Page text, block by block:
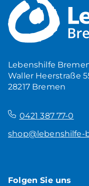
Mehr Ruhe
5,00€
Lebenshilfe
Waller Heerstraße
28217 Bremen
0421 387 77-0
shop@lebenshilfe-
Folgen Sie uns